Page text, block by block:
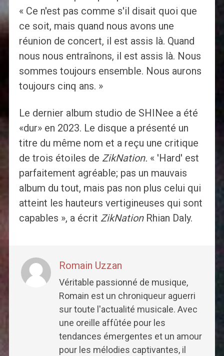
« Ce n'est pas comme s'il disait quoi que
ce soit, mais quand nous avons une
réunion de concert, il est assis là. Quand
nous nous entraînons, il est assis là. Nous
sommes toujours ensemble. Nous aurons
toujours cinq ans. »
Le dernier album studio de SHINee a été
«dur» en 2023. Le disque a présenté un
titre du même nom et a reçu une critique
de trois étoiles de ZikNation. « 'Hard' est
parfaitement agréable; pas un mauvais
album du tout, mais pas non plus celui qui
atteint les hauteurs vertigineuses qui sont
capables », a écrit ZikNation Rhian Daly.
Romain Uzzan
Véritable passionné de musique,
Romain est un chroniqueur aguerri
sur toute l'actualité musicale. Avec
une oreille affûtée pour les
tendances émergentes et un amour
pour les mélodies captivantes, il